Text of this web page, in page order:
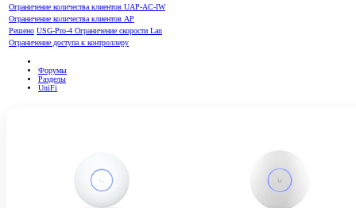
Ограничение количества клиентов UAP-AC-IW
Ограничение количества клиентов АР
Решено USG-Pro-4 Ограничение скорости Lan
Ограничение доступа к контроллеру
Форумы
Разделы
UniFi